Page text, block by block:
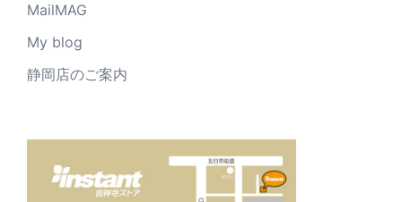
MailMAG
My blog
静岡店のご案内